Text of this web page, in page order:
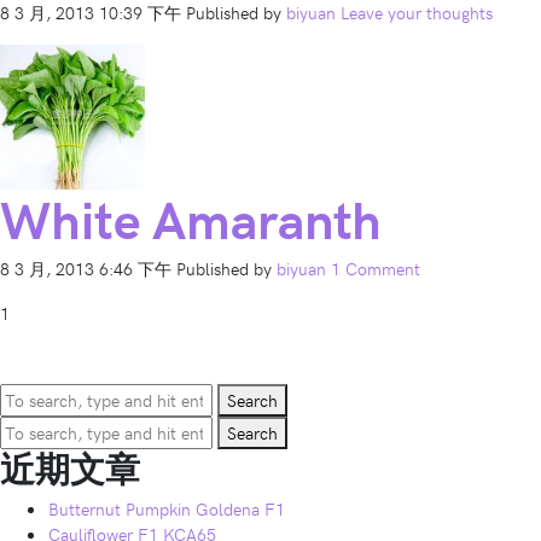
8 3 月, 2013 10:39 下午 Published by biyuan Leave your thoughts
White Amaranth
8 3 月, 2013 6:46 下午 Published by biyuan 1 Comment
1
Search
Search
近期文章
Butternut Pumpkin Goldena F1
Cauliflower F1 KCA65